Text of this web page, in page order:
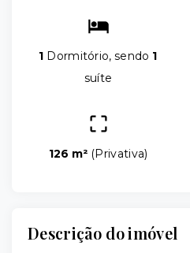
1 Dormitório, sendo 1
suíte
126 m² (Privativa)
Descrição do imóvel